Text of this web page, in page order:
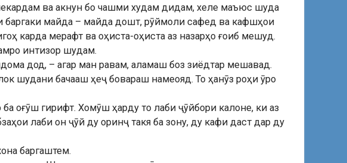
ва акнун бо чашми худам дидам, хеле маъюс шуда
баргаки майда – майда дошт, рӯймоли сафед ва кафшҳои
карда мерафт ва оҳиста-оҳиста аз назарҳо ғоиб мешуд.
интизор шудам.
дод, – агар ман равам, аламаш боз зиёдтар мешавад.
шудани бачааш ҳеҷ бовараш намеояд. То ҳанӯз роҳи ӯро
оғӯш гирифт. Хомӯш ҳарду то лаби ҷӯйбори калоне, ки аз
лаби он ҷӯй ду оринҷ такя ба зону, ду кафи даст дар ду
баргаштем.